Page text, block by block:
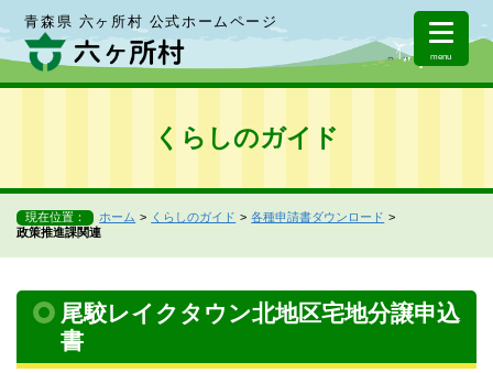
青森県 六ヶ所村 公式ホームページ
menu
くらしのガイド
現在位置： ホーム くらしのガイド
各種申請書ダウンロード
政策推進課関連
尾駮レイクタウン北地区宅地分譲申込
書